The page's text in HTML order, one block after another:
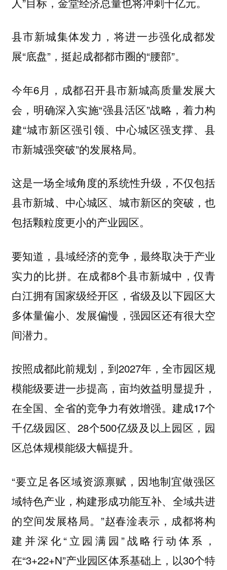
县市新城集体发力，将进一步强化成都发
展“底盘”，挺起成都都市圈的“腰部”。
今年6月，成都召开县市新城高质量发展大
会，明确深入实施“强县活区”战略，着力构
建“城市新区强引领、中心城区强支撑、县
市新城强突破”的发展格局。
这是一场全域角度的系统性升级，不仅包括
县市新城、中心城区、城市新区的突破，也
包括颗粒度更小的产业园区。
要知道，县域经济的竞争，最终取决于产业
实力的比拼。在成都8个县市新城中，仅青
白江拥有国家级经开区，省级及以下园区大
多体量偏小、发展偏慢，强园区还有很大空
间潜力。
按照成都此前规划，到2027年，全市园区规
模能级要进一步提高，亩均效益明显提升，
在全国、全省的竞争力有效增强。建成17个
千亿级园区、28个500亿级及以上园区，园
区总体规模能级大幅提升。
“要立足各区域资源禀赋，因地制宜做强区
域特色产业，构建形成功能互补、全域共进
的空间发展格局。”赵春淦表示，成都将构
建并深化“立园满园”战略行动体系，
在“3+22+N”产业园区体系基础上，以30个特